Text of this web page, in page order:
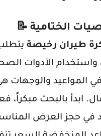
الختامية 📝
طيران رخيصة
واستخدام الأدوات
في المواعيد
ابدأ بالبحث مبكراً،
في حجز العرض